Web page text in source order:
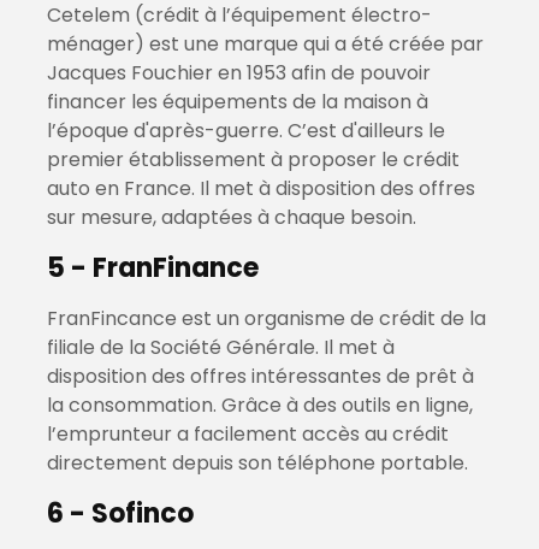
Cetelem (crédit à l’équipement électro-
ménager) est une marque qui a été créée par
Jacques Fouchier en 1953 afin de pouvoir
financer les équipements de la maison à
l’époque d'après-guerre. C’est d'ailleurs le
premier établissement à proposer le crédit
auto en France. Il met à disposition des offres
sur mesure, adaptées à chaque besoin.
5 - FranFinance
FranFincance est un organisme de crédit de la
filiale de la Société Générale. Il met à
disposition des offres intéressantes de prêt à
la consommation. Grâce à des outils en ligne,
l’emprunteur a facilement accès au crédit
directement depuis son téléphone portable.
6 - Sofinco